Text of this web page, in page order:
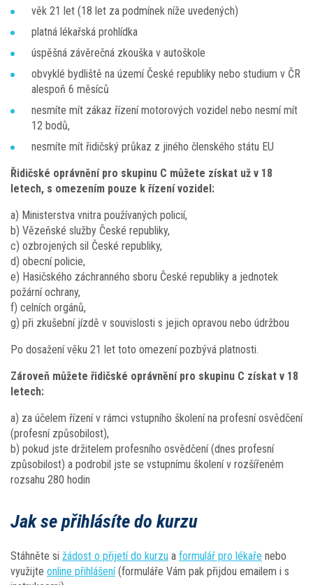
věk 21 let (18 let za podmínek níže uvedených)
platná lékařská prohlídka
úspěšná závěrečná zkouška v autoškole
obvyklé bydliště na území České republiky nebo studium v ČR
alespoň 6 měsíců
nesmíte mít zákaz řízení motorových vozidel nebo nesmí mít
12 bodů,
nesmíte mít řidičský průkaz z jiného členského státu EU
Řidičské oprávnění pro skupinu C můžete získat už v 18
letech, s omezením pouze k řízení vozidel:
a) Ministerstva vnitra používaných policií,
b) Vězeňské služby České republiky,
c) ozbrojených sil České republiky,
d) obecní policie,
e) Hasičského záchranného sboru České republiky a jednotek
požární ochrany,
f) celních orgánů,
g) při zkušební jízdě v souvislosti s jejich opravou nebo údržbou
Po dosažení věku 21 let toto omezení pozbývá platnosti.
Zároveň můžete řidičské oprávnění pro skupinu C získat v 18
letech:
a) za účelem řízení v rámci vstupního školení na profesní osvědčení
(profesní způsobilost),
b) pokud jste držitelem profesního osvědčení (dnes profesní
způsobilost) a podrobil jste se vstupnímu školení v rozšířeném
rozsahu 280 hodin
Jak se přihlásíte do kurzu
Stáhněte si žádost o přijetí do kurzu a formulář pro lékaře nebo
využijte online přihlášení(formuláře Vám pak přijdou emailem i s